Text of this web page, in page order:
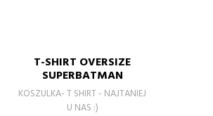
T-SHIRT OVERSIZE
SUPERBATMAN
KOSZULKA- T SHIRT - NAJTANIEJ
U NAS :)